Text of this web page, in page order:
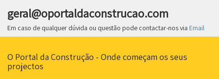
geral@oportaldaconstrucao.com
Em caso de qualquer dúvida ou questão pode contactar-nos via Email
O Portal da Construção - Onde começam os seus
projectos